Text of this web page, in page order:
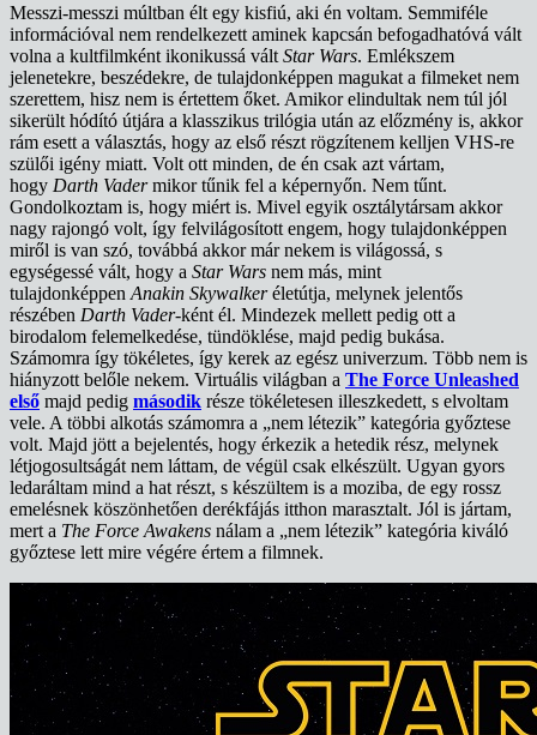
Messzi-messzi múltban élt egy kisfiú, aki én voltam. Semmiféle
információval nem rendelkezett aminek kapcsán befogadhatóvá vált
volna a kultfilmként ikonikussá vált Star Wars. Emlékszem
jelenetekre, beszédekre, de tulajdonképpen magukat a filmeket nem
szerettem, hisz nem is értettem őket. Amikor elindultak nem túl jól
sikerült hódító útjára a klasszikus trilógia után az előzmény is, akkor
rám esett a választás, hogy az első részt rögzítenem kelljen VHS-re
szülői igény miatt. Volt ott minden, de én csak azt vártam,
hogy Darth Vadermikor tűnik fel a képernyőn. Nem tűnt.
Gondolkoztam is, hogy miért is. Mivel egyik osztálytársam akkor
nagy rajongó volt, így felvilágosított engem, hogy tulajdonképpen
miről is van szó, továbbá akkor már nekem is világossá, s
egységessé vált, hogy a Star Wars nem más, mint
tulajdonképpen Anakin Skywalkeréletútja, melynek jelentős
részében Darth Vader-ként él. Mindezek mellett pedig ott a
birodalom felemelkedése, tündöklése, majd pedig bukása.
Számomra így tökéletes, így kerek az egész univerzum. Több nem is
hiányzott belőle nekem. Virtuális világban a The Force Unleashed
első majd pedig második része tökéletesen illeszkedett, s elvoltam
vele. A többi alkotás számomra a „nem létezik” kategória győztese
volt. Majd jött a bejelentés, hogy érkezik a hetedik rész, melynek
létjogosultságát nem láttam, de végül csak elkészült. Ugyan gyors
ledaráltam mind a hat részt, s készültem is a moziba, de egy rossz
emelésnek köszönhetően derékfájás itthon marasztalt. Jól is jártam,
mert a The Force Awakens nálam a „nem létezik” kategória kiváló
győztese lett mire végére értem a filmnek.